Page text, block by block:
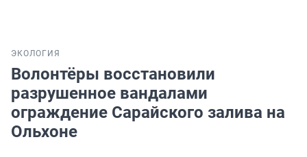
ЭКОЛОГИЯ
Волонтёры восстановили
разрушенное вандалами
ограждение Сарайского залива на
Ольхоне